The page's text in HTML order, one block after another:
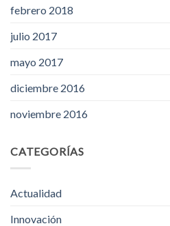
febrero 2018
julio 2017
mayo 2017
diciembre 2016
noviembre 2016
CATEGORÍAS
Actualidad
Innovación